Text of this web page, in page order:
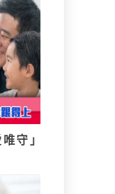
守」